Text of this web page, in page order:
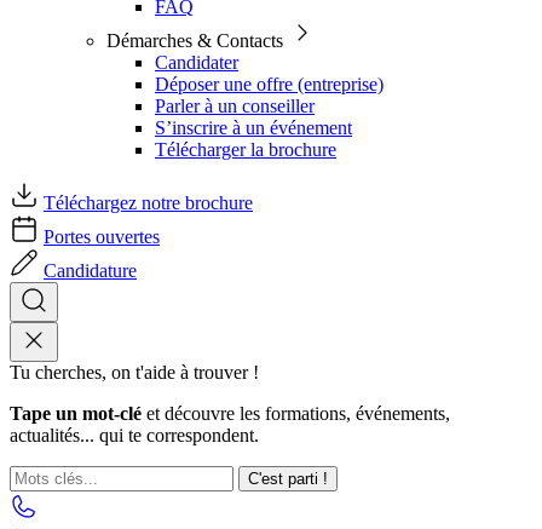
FAQ
Démarches & Contacts
Candidater
Déposer une offre (entreprise)
Parler à un conseiller
S’inscrire à un événement
Télécharger la brochure
Téléchargez notre brochure
Portes ouvertes
Candidature
Tu cherches, on t'aide à trouver !
Tape un mot-clé et découvre les formations, événements,
actualités... qui te correspondent.
C'est parti !